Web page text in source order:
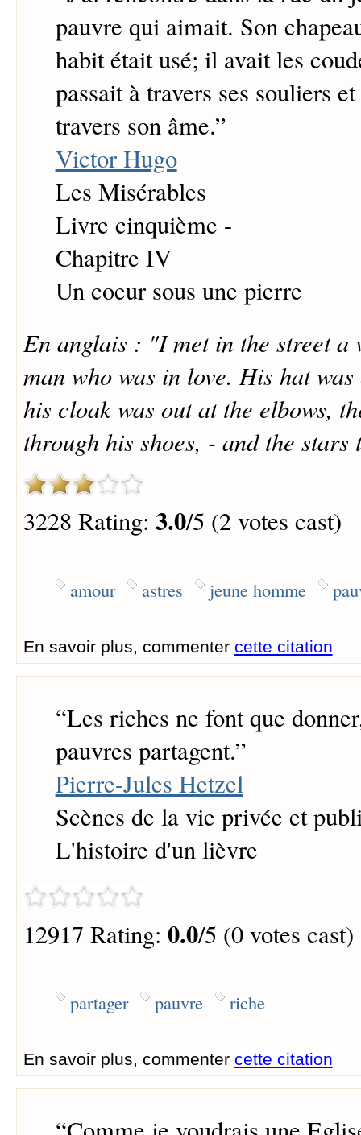
pauvre qui aimait. Son
habit était usé; il avait les
passait à travers ses souliers
travers son âme.”
Victor Hugo
Les Misérables
Livre cinquième -
Chapitre IV
Un coeur sous une pierre
En anglais : "I met in the street a
man who was in love. His hat
his cloak was out at the elbows,
through his shoes, - and the
3228 Rating: 3.0/5 (2 votes cast)
amour astres jeune homme
En savoir plus, commenter cette citation
“Les riches ne font que
pauvres partagent.”
Pierre-Jules Hetzel
Scènes de la vie privée et
L'histoire d'un lièvre
12917 Rating: 0.0/5 (0 votes cast)
partager pauvre riche
En savoir plus, commenter cette citation